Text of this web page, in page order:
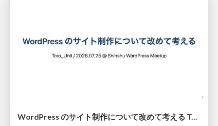
WordPress のサイト制作について改めて考える Toro_Unit / 2026.07.25 @ Shinshu WordPress Meetup